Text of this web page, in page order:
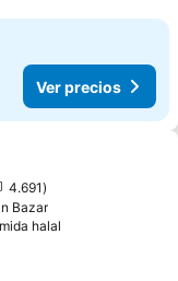
Ver precios
favoritos
4.691
Bazar
halal